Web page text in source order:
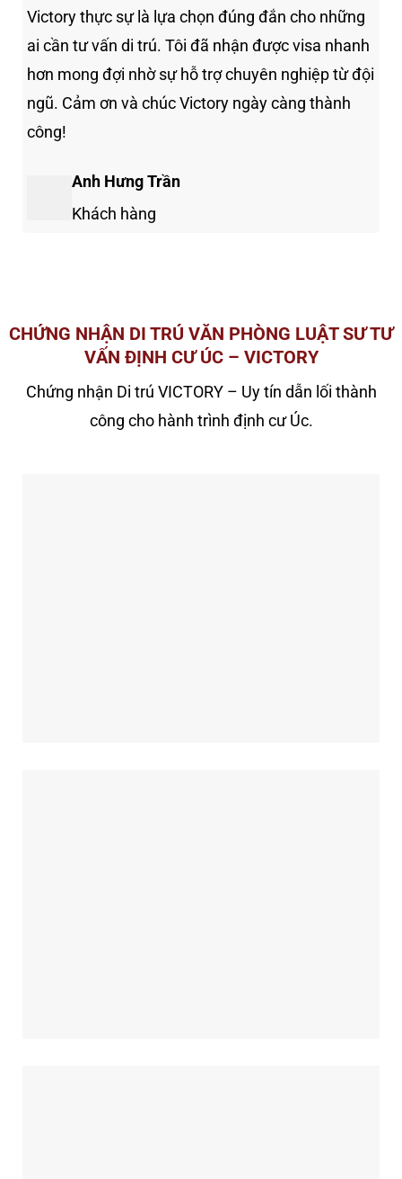
Victory thực sự là lựa chọn đúng đắn cho những
ai cần tư vấn di trú. Tôi đã nhận được visa nhanh
hơn mong đợi nhờ sự hỗ trợ chuyên nghiệp từ đội
ngũ. Cảm ơn và chúc Victory ngày càng thành
công!
Anh Hưng Trần
Khách hàng
CHỨNG NHẬN DI TRÚ VĂN PHÒNG LUẬT SƯ TƯ
VẤN ĐỊNH CƯ ÚC – VICTORY
Chứng nhận Di trú VICTORY – Uy tín dẫn lối thành
công cho hành trình định cư Úc.